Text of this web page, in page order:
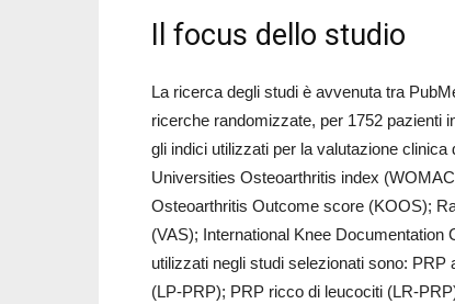
Il focus dello studio
La ricerca degli studi è avvenuta tra
ricerche randomizzate, per 1752 pazienti
gli indici utilizzati per la valutazione
Universities Osteoarthritis index
Osteoarthritis Outcome score (KOOS);
(VAS); International Knee Documentation
utilizzati negli studi selezionati sono:
(LP-PRP); PRP ricco di leucociti (LR-